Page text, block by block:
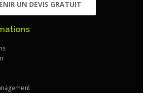
UN DEVIS GRATUIT